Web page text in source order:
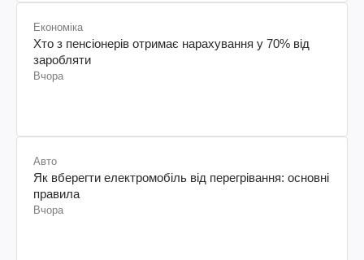
Економіка
Хто з пенсіонерів отримає нарахування у 70% від
заробляти
Вчора
Авто
Як вберегти електромобіль від перегрівання: основні
правила
Вчора